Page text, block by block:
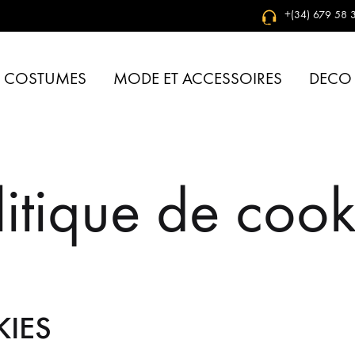
+(34) 679 58
COSTUMES MODE ET ACCESSOIRES DECO
de